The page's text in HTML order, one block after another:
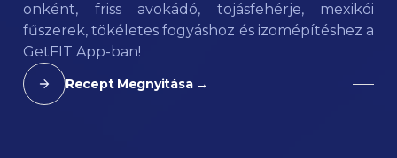
onként, friss avokádó, tojásfehérje, mexikói
fűszerek, tökéletes fogyáshoz és izomépítéshez a
GetFIT App-ban!
Recept Megnyitása →